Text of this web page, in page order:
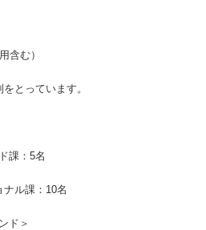
含む）
とっています。
課：5名
ル課：10名
ド＞